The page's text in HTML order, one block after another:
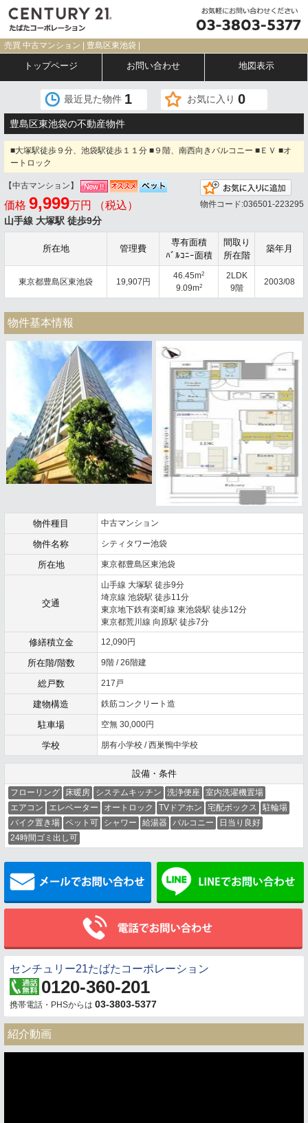
売買 中古マンション | 豊島区東池袋 |
トップページ お問い合わせ 地図表示
最近見た物件 1 お気に入り 0
豊島区東池袋の不動産物件
■大塚駅徒歩９分、池袋駅徒歩１１分 ■９階、南西向きバルコニー ■ＥＶ ■オ
ートロック
【中古マンション】
価格 9,999万円 （税込）
山手線 大塚駅 徒歩9分
物件コード:036501-223295
所在地 管理費
専有面積
ﾊﾞﾙｺﾆｰ面積
間取り
所在階
築年月
東京都豊島区東池袋 19,907円
46.45m2
9.09m2
2LDK
9階
2003/08
物件基本情報
物件種目 中古マンション
物件名称 シティタワー池袋
所在地 東京都豊島区東池袋
交通
山手線 大塚駅 徒歩9分
埼京線 池袋駅 徒歩11分
東京地下鉄有楽町線 東池袋駅 徒歩12分
東京都荒川線 向原駅 徒歩7分
修繕積立金 12,090円
所在階/階数 9階 / 26階建
総戸数 217戸
建物構造 鉄筋コンクリート造
駐車場 空無 30,000円
学校 朋有小学校 / 西巣鴨中学校
設備・条件
フローリング 床暖房 システムキッチン 洗浄便座 室内洗濯機置場
エアコン
エレベーター オートロック TVドアホン 宅配ボックス
駐輪場
バイク置き場 ペット可 シャワー 給湯器 バルコニー
日当り良好
24時間ゴミ出し可
メールでお問い合わせ
センチュリー21たばたコーポレーション
0120-360-201
携帯電話・PHSからは 03-3803-5377
紹介動画